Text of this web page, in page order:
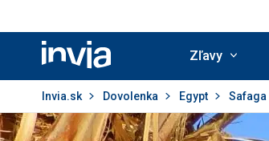
Invia.sk
Zľavy
Invia.sk Dovolenka Egypt Safaga